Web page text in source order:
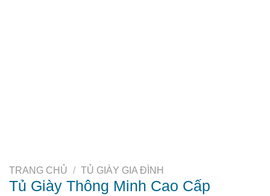
TRANG CHỦ / TỦ GIÀY GIA ĐÌNH
Tủ Giày Thông Minh Cao Cấp